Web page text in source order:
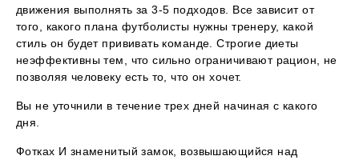
движения выполнять за 3-5 подходов. Все зависит от
того, какого плана футболисты нужны тренеру, какой
стиль он будет прививать команде. Строгие диеты
неэффективны тем, что сильно ограничивают рацион, не
позволяя человеку есть то, что он хочет.
Вы не уточнили в течение трех дней начиная с какого
дня.
Фотках И знаменитый замок, возвышающийся над